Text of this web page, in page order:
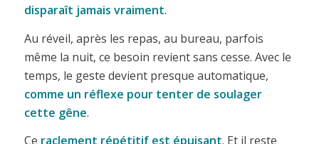
disparaît jamais vraiment.
Au réveil, après les repas, au bureau, parfois
même la nuit, ce besoin revient sans cesse. Avec le
temps, le geste devient presque automatique,
comme un réflexe pour tenter de soulager
cette gêne.
Ce raclement répétitif est épuisant. Et il reste